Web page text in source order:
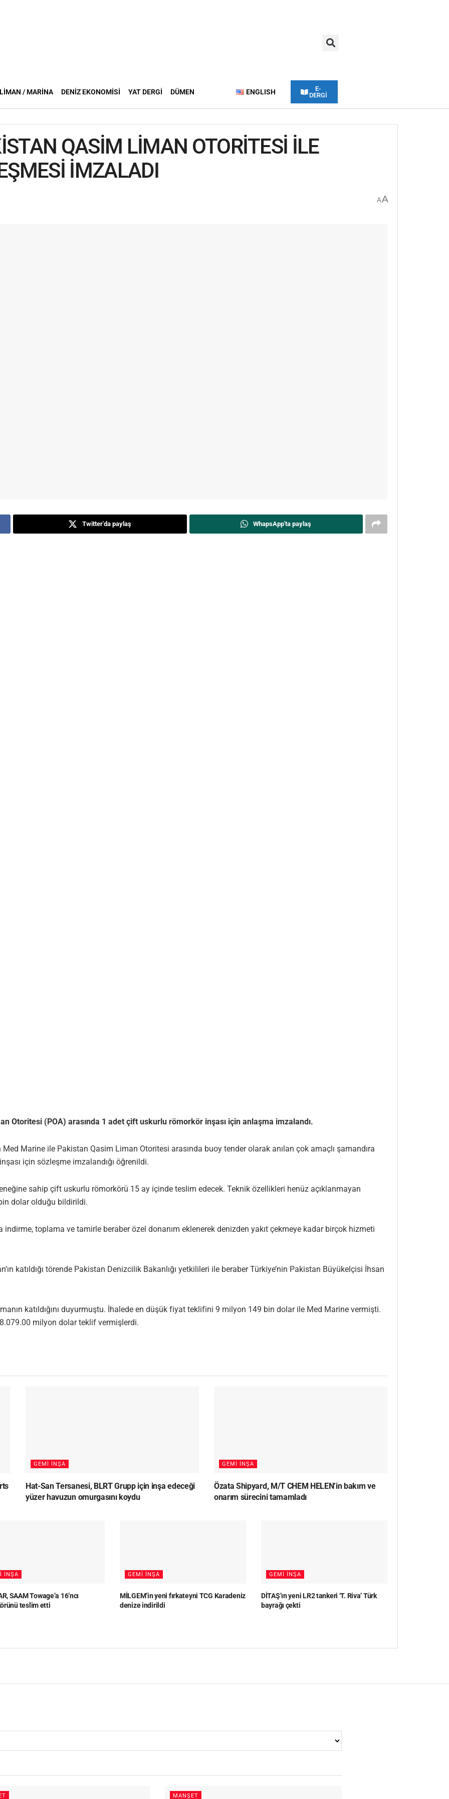
LIMAN / MARINA DENIZ EKONOMISI YAT DERGI DÜMEN ENGLISH
E-
DERGİ
QASİM LİMAN OTORİTESİ İLE
İMZALADI
AA
Twitter'da paylaş WhapsApp'ta paylaş
Otoritesi (POA) arasında 1 adet çift uskurlu römorkör inşası için anlaşma imzalandı.
Marine ile Pakistan Qasim Liman Otoritesi arasında buoy tender olarak anılan çok amaçlı şamandıra
için sözleşme imzalandığı öğrenildi.
sahip çift uskurlu römorkörü 15 ay içinde teslim edecek. Teknik özellikleri henüz açıklanmayan
dolar olduğu bildirildi.
indirme, toplama ve tamirle beraber özel donanım eklenerek denizden yakıt çekmeye kadar birçok hizmeti
katıldığı törende Pakistan Denizcilik Bakanlığı yetkilileri ile beraber Türkiye’nin Pakistan Büyükelçisi İhsan
katıldığını duyurmuştu. İhalede en düşük fiyat teklifini 9 milyon 149 bin dolar ile Med Marine vermişti.
milyon dolar teklif vermişlerdi.
GEMI İNŞA
Hat-San Tersanesi, BLRT Grupp için inşa edeceği
yüzer havuzun omurgasını koydu
GEMI İNŞA
Özata Shipyard, M/T CHEM HELEN’in bakım ve
onarım sürecini tamamladı
İNŞA
SAAM Towage’a 16’ncı
teslim etti
GEMI İNŞA
MİLGEM’in yeni fırkateyni TCG Karadeniz
denize indirildi
GEMI İNŞA
DİTAŞ’ın yeni LR2 tankeri ‘T. Riva’ Türk
bayrağı çekti
MANŞET